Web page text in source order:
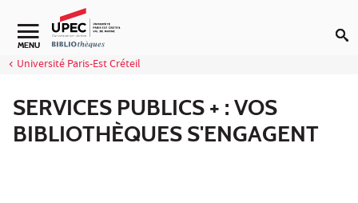
Aller au contenu
Navigation secondaire
MENU
Université Paris-Est Créteil
SERVICES PUBLICS + : VOS
BIBLIOTHÈQUES S'ENGAGENT